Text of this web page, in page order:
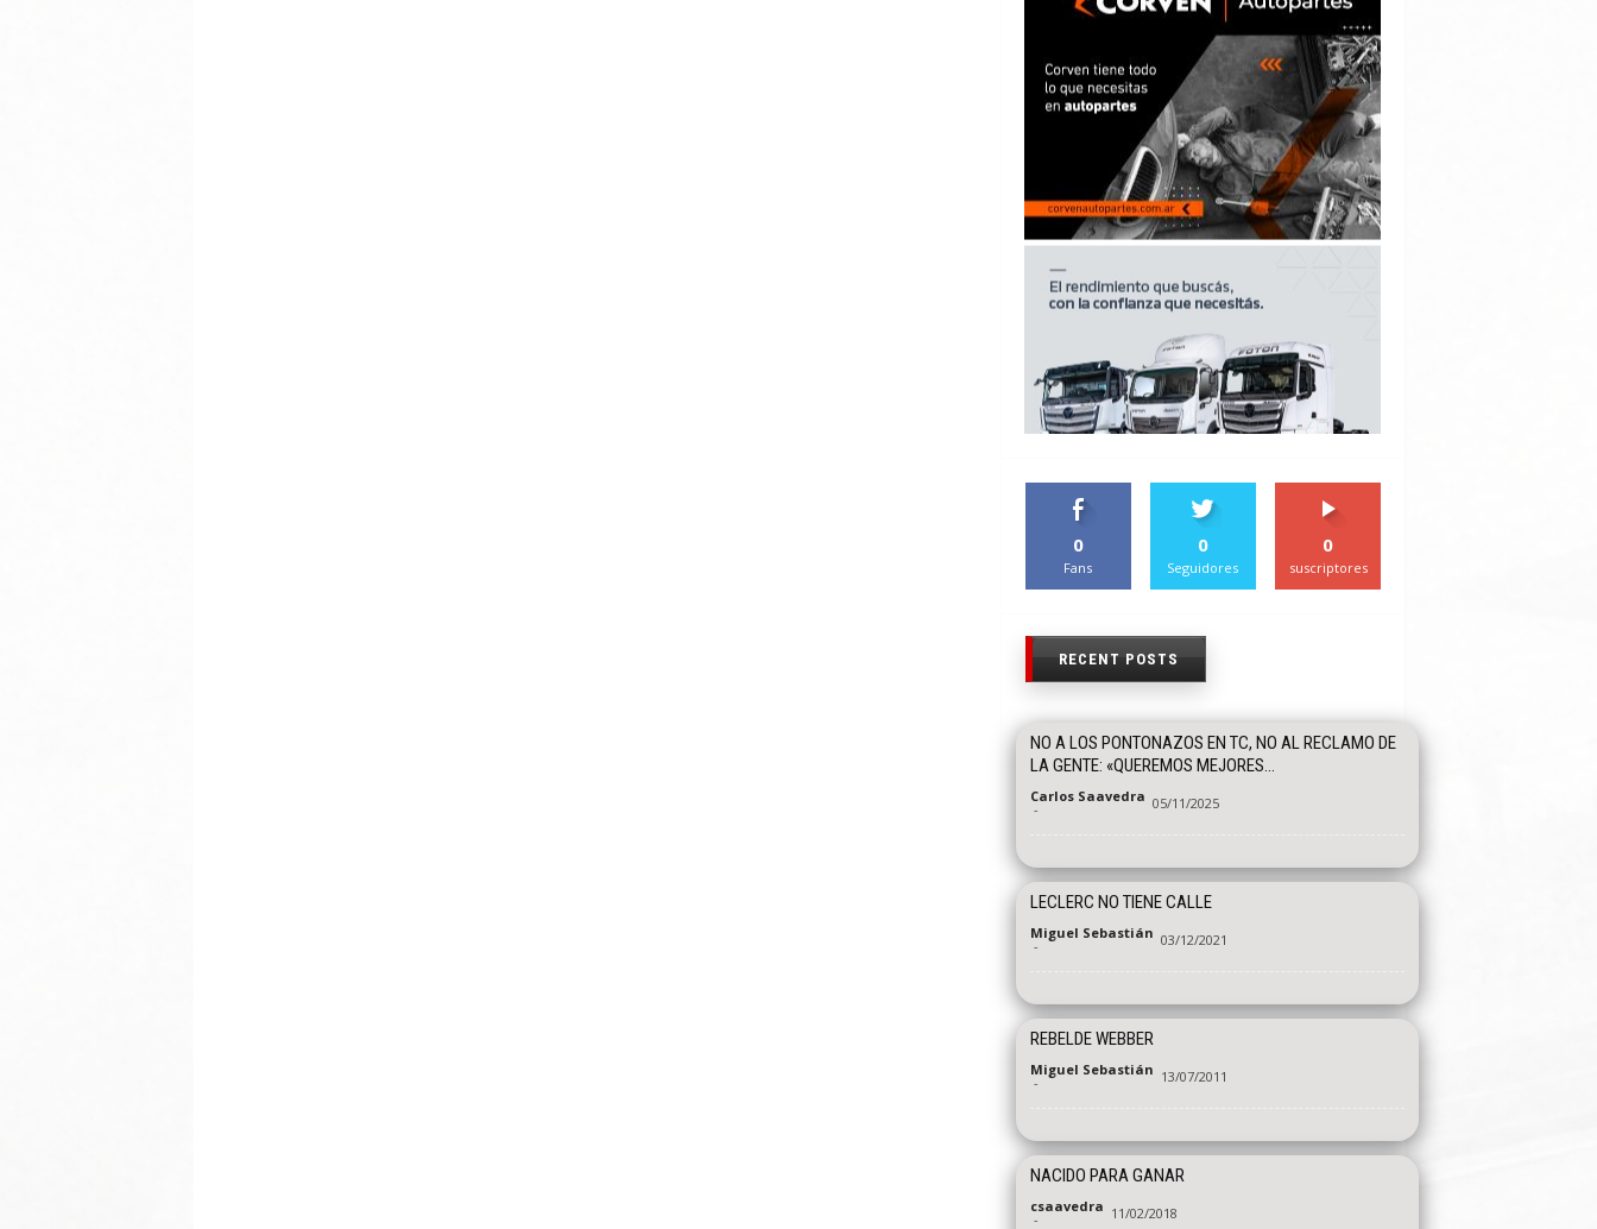
0
Fans
0
Seguidores
0
suscriptores
RECENT POSTS
NO A LOS PONTONAZOS EN TC, NO AL RECLAMO DE
LA GENTE: «QUEREMOS MEJORES...
Carlos Saavedra
- 05/11/2025
LECLERC NO TIENE CALLE
Miguel Sebastián
- 03/12/2021
REBELDE WEBBER
Miguel Sebastián
- 13/07/2011
NACIDO PARA GANAR
csaavedra
- 11/02/2018